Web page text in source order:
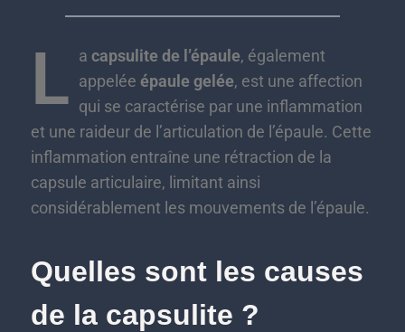
L a capsulite de l’épaule, également
appelée épaule gelée, est une affection
qui se caractérise par une inflammation
et une raideur de l’articulation de l’épaule. Cette
inflammation entraîne une rétraction de la
capsule articulaire, limitant ainsi
considérablement les mouvements de l’épaule.
Quelles sont les causes
de la capsulite ?